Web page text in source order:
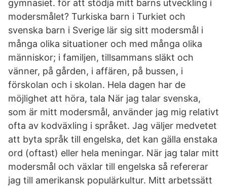
gymnasiet. för att stödja mitt barns utveckling i
modersmålet? Turkiska barn i Turkiet och
svenska barn i Sverige lär sig sitt modersmål i
många olika situationer och med många olika
människor; i familjen, tillsammans släkt och
vänner, på gården, i affären, på bussen, i
förskolan och i skolan. Hela dagen har de
möjlighet att höra, tala När jag talar svenska,
som är mitt modersmål, använder jag mig relativt
ofta av kodväxling i språket. Jag väljer medvetet
att byta språk till engelska, det kan gälla enstaka
ord (oftast) eller hela meningar. När jag talar mitt
modersmål och växlar till engelska så refererar
jag till amerikansk populärkultur. Mitt arbetssätt